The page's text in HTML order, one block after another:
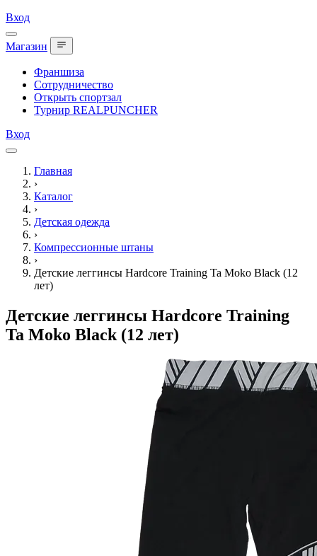
Вход
Магазин
Франшиза
Сотрудничество
Открыть спортзал
Турнир REALPUNCHER
Вход
Главная
›
Каталог
›
Детская одежда
›
Компрессионные штаны
›
Детские леггинсы Hardcore Training Ta Moko Black (12
лет)
Детские леггинсы Hardcore Training
Ta Moko Black (12 лет)